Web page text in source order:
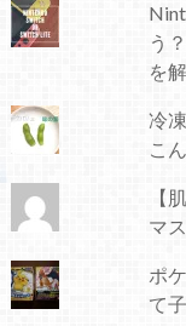
う
を
冷
こ
【
マ
ポ
て